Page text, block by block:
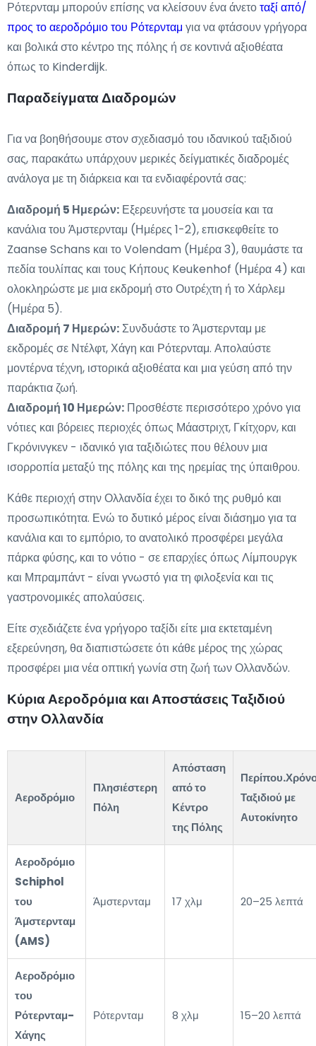
Ρότερνταμ μπορούν επίσης να κλείσουν ένα άνετοταξί από/
προς το αεροδρόμιο του Ρότερνταμ για να φτάσουν γρήγορα
και βολικά στο κέντρο της πόλης ή σε κοντινά αξιοθέατα
όπως το Kinderdijk.
Παραδείγματα Διαδρομών
Για να βοηθήσουμε στον σχεδιασμό του ιδανικού ταξιδιού
σας, παρακάτω υπάρχουν μερικές δείγματικές διαδρομές
ανάλογα με τη διάρκεια και τα ενδιαφέροντά σας:
Διαδρομή 5 Ημερών: Εξερευνήστε τα μουσεία και τα
κανάλια του Άμστερνταμ (Ημέρες 1-2), επισκεφθείτε το
Zaanse Schans και το Volendam (Ημέρα 3), θαυμάστε τα
πεδία τουλίπας και τους Κήπους Keukenhof (Ημέρα 4) και
ολοκληρώστε με μια εκδρομή στο Ουτρέχτη ή το Χάρλεμ
(Ημέρα 5).
Διαδρομή 7 Ημερών:Συνδυάστε το Άμστερνταμ με
εκδρομές σε Ντέλφτ, Χάγη και Ρότερνταμ. Απολαύστε
μοντέρνα τέχνη, ιστορικά αξιοθέατα και μια γεύση από την
παράκτια ζωή.
Διαδρομή 10 Ημερών: Προσθέστε περισσότερο χρόνο για
νότιες και βόρειες περιοχές όπως Μάαστριχτ, Γκίτχορν, και
Γκρόνινγκεν - ιδανικό για ταξιδιώτες που θέλουν μια
ισορροπία μεταξύ της πόλης και της ηρεμίας της ύπαιθρου.
Κάθε περιοχή στην Ολλανδία έχει το δικό της ρυθμό και
προσωπικότητα. Ενώ το δυτικό μέρος είναι διάσημο για τα
κανάλια και το εμπόριο, το ανατολικό προσφέρει μεγάλα
πάρκα φύσης, και το νότιο - σε επαρχίες όπως Λίμπουργκ
και Μπραμπάντ - είναι γνωστό για τη φιλοξενία και τις
γαστρονομικές απολαύσεις.
Είτε σχεδιάζετε ένα γρήγορο ταξίδι είτε μια εκτεταμένη
εξερεύνηση, θα διαπιστώσετε ότι κάθε μέρος της χώρας
προσφέρει μια νέα οπτική γωνία στη ζωή των Ολλανδών.
Κύρια Αεροδρόμια και Αποστάσεις Ταξιδιού
στην Ολλανδία
Αεροδρόμιο
Πλησιέστερη
Πόλη
Απόσταση
από το
Κέντρο
της Πόλης
Ταξιδιού με
Αυτοκίνητο
Αεροδρόμιο
Schiphol
του
Άμστερνταμ
(AMS)
Άμστερνταμ 17 χλμ 20–25 λεπτά
Αεροδρόμιο
του
Ρότερνταμ-
Χάγης
Ρότερνταμ 8 χλμ 15–20 λεπτά